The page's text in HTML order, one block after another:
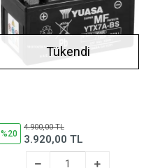
Tükendi
%20
4.900,00 TL
3.920,00 TL